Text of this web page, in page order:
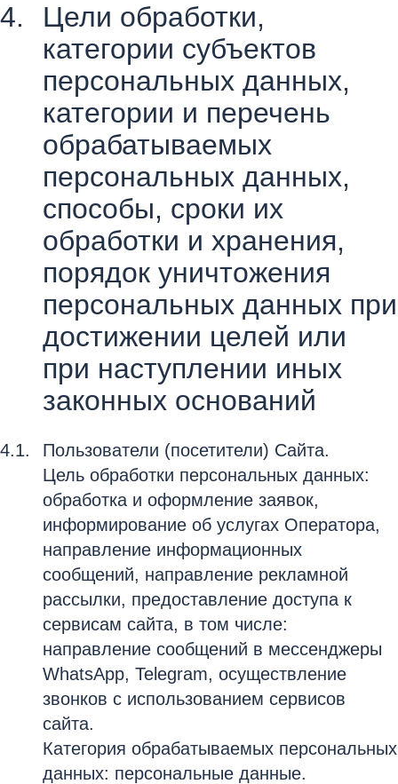
Цели обработки,
категории субъектов
персональных данных,
категории и перечень
обрабатываемых
персональных данных,
способы, сроки их
обработки и хранения,
порядок уничтожения
персональных данных при
достижении целей или
при наступлении иных
законных оснований
Пользователи (посетители) Сайта.
Цель обработки персональных данных:
обработка и оформление заявок,
информирование об услугах Оператора,
направление информационных
сообщений, направление рекламной
рассылки, предоставление доступа к
сервисам сайта, в том числе:
направление сообщений в мессенджеры
WhatsApp, Telegram, осуществление
звонков с использованием сервисов
сайта.
Категория обрабатываемых персональных
данных: персональные данные.